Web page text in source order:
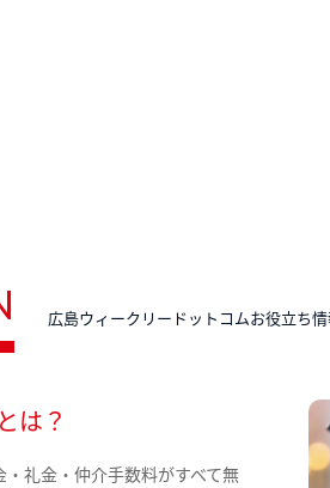
広島ウィークリードットコムお役立ち
は？
礼金・仲介手数料がすべて無